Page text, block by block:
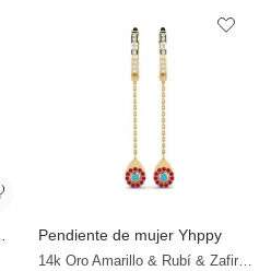
Pendiente de mujer Yhppy
14k Oro Amarillo & Rubí & Zafiro blanco